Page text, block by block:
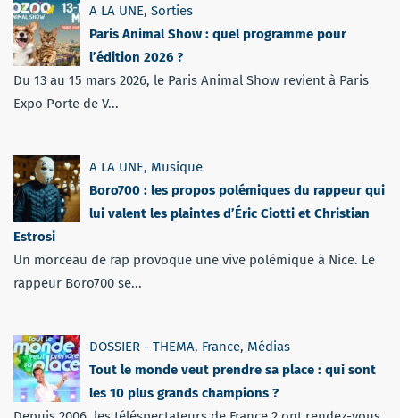
A LA UNE, Sorties
Paris Animal Show : quel programme pour
l’édition 2026 ?
Du 13 au 15 mars 2026, le Paris Animal Show revient à Paris
Expo Porte de V...
A LA UNE, Musique
Boro700 : les propos polémiques du rappeur qui
lui valent les plaintes d’Éric Ciotti et Christian
Estrosi
Un morceau de rap provoque une vive polémique à Nice. Le
rappeur Boro700 se...
DOSSIER - THEMA, France, Médias
Tout le monde veut prendre sa place : qui sont
les 10 plus grands champions ?